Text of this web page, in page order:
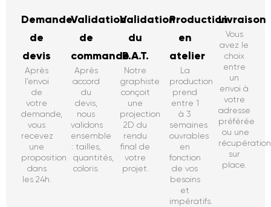
Demande
de
devis
Après
l’envoi
de
votre
demande,
vous
recevez
une
proposition
dans
les 24h.
Validation
de
commande
Après
accord
du
devis,
nous
validons
ensemble
: tailles,
quantités,
coloris.
Validation
du
B.A.T.
Notre
graphiste
conçoit
une
projection
2D du
rendu
final de
votre
projet.
Production
en
atelier
La
production
prend
entre 1
à 3
semaines
ouvrables
en
fonction
de vos
besoins
et
impératifs.
Livraison
Vous
avez le
choix
entre
un
envoi à
votre
adresse
préférée
ou une
récupération
sur
place.